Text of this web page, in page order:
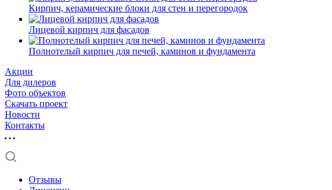
Кирпич, керамические блоки для стен и перегородок
Лицевой кирпич для фасадов
Полнотелый кирпич для печей, каминов и фундамента
Акции
Для дилеров
Фото объектов
Скачать проект
Новости
Контакты
Отзывы